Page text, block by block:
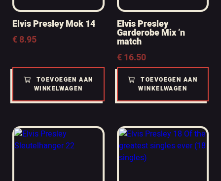
Elvis Presley Mok 14
€8.95
TOEVOEGEN AAN
WINKELWAGEN
Elvis Presley
Garderobe Mix ’n
match
€16.50
TOEVOEGEN AAN
WINKELWAGEN